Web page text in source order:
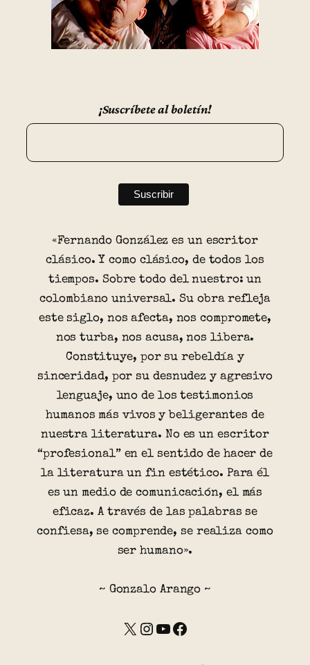
¡Suscríbete al boletín!
«Fernando González es un escritor
clásico. Y como clásico, de todos los
tiempos. Sobre todo del nuestro: un
colombiano universal. Su obra refleja
este siglo, nos afecta, nos compromete,
nos turba, nos acusa, nos libera.
Constituye, por su rebeldía y
sinceridad, por su desnudez y agresivo
lenguaje, uno de los testimonios
humanos más vivos y beligerantes de
nuestra literatura. No es un escritor
“profesional” en el sentido de hacer de
la literatura un fin estético. Para él
es un medio de comunicación, el más
eficaz. A través de las palabras se
confiesa, se comprende, se realiza como
ser humano».
~ Gonzalo Arango ~
X Instagram YouTube Facebook